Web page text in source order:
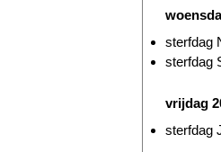
sterfdag
sterfdag
vrijdag
sterfdag